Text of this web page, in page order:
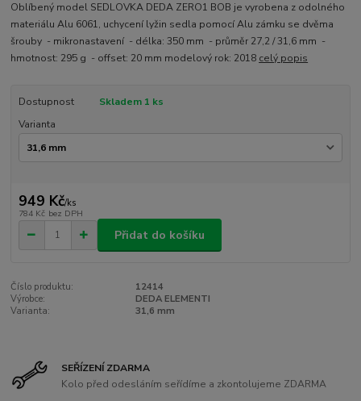
Oblíbený model SEDLOVKA DEDA ZERO1 BOB je vyrobena z odolného
materiálu Alu 6061, uchycení lyžin sedla pomocí Alu zámku se dvěma
šrouby - mikronastavení - délka: 350 mm - průměr 27,2 / 31,6 mm -
hmotnost: 295 g - offset: 20 mm modelový rok: 2018 celý popis
Dostupnost
Skladem 1 ks
Varianta
949 Kč/ks
784 Kč bez DPH
Přidat do košíku
Číslo produktu:
12414
Výrobce:
DEDA ELEMENTI
Varianta:
31,6 mm
SEŘÍZENÍ ZDARMA
Kolo před odesláním seřídíme a zkontolujeme ZDARMA